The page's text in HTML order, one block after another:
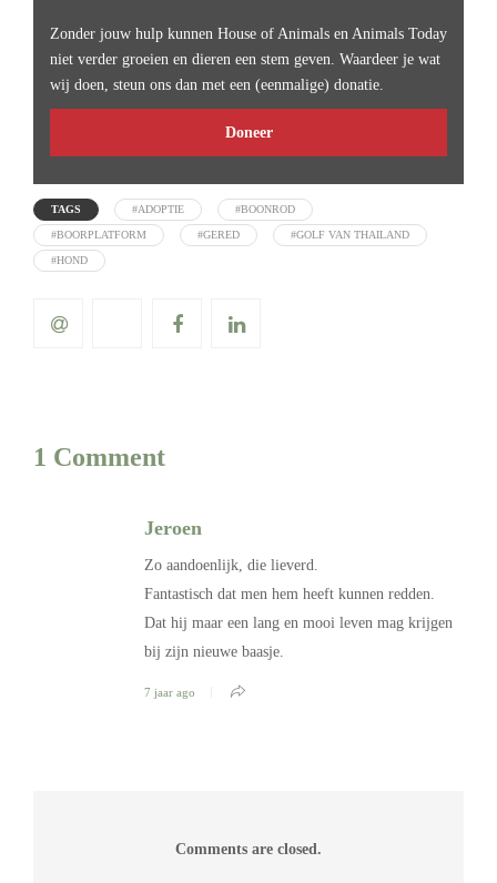
Zonder jouw hulp kunnen House of Animals en Animals Today
niet verder groeien en dieren een stem geven. Waardeer je wat
wij doen, steun ons dan met een (eenmalige) donatie.
Doneer
TAGS #ADOPTIE #BOONROD
#BOORPLATFORM #GERED #GOLF VAN THAILAND
#HOND
1 Comment
Jeroen
Zo aandoenlijk, die lieverd.
Fantastisch dat men hem heeft kunnen redden.
Dat hij maar een lang en mooi leven mag krijgen
bij zijn nieuwe baasje.
7 jaar ago
Comments are closed.